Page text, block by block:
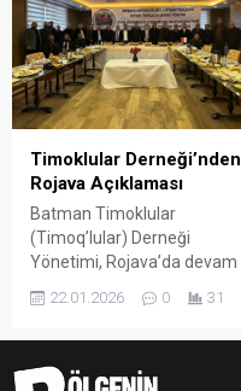
Timoklular Derneği’nden
Rojava Açıklaması
Batman Timoklular
(Timoq’lular) Derneği
Yönetimi, Rojava’da devam
bir açıklama yaparak
ortak vicdanını hedef aldığını
22.01.2026 0 31